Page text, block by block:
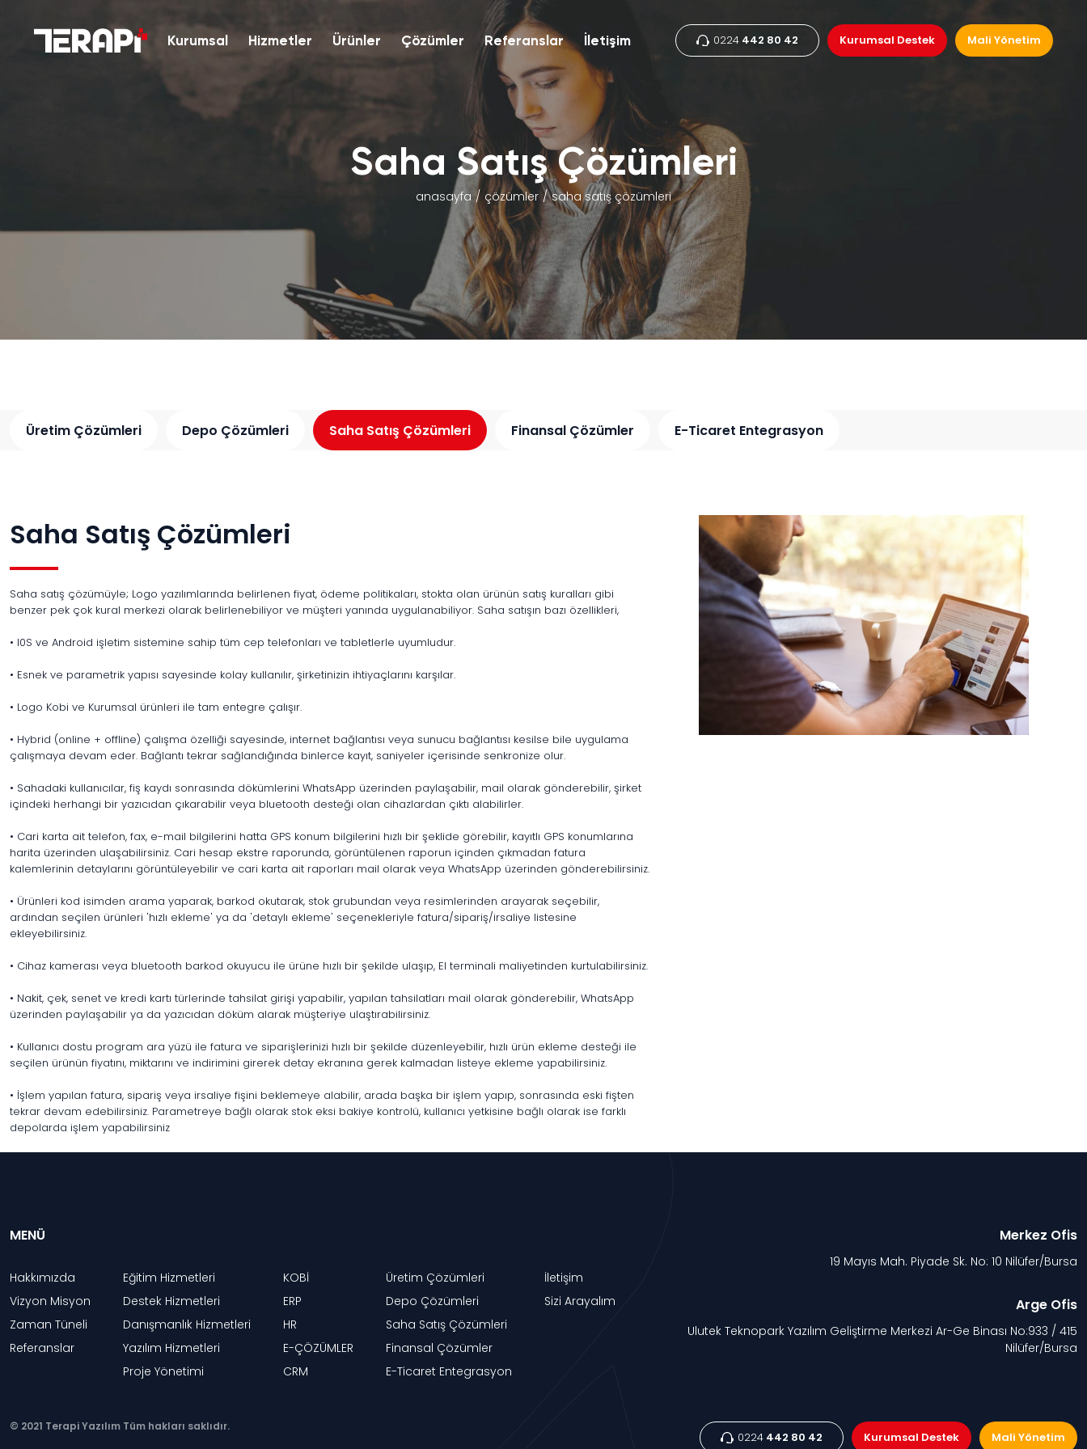
Kurumsal Hizmetler Ürünler Çözümler Referanslar İletişim 0224 442 80 42 Kurumsal Destek Mali Yönetim
Saha Satış Çözümleri
anasayfa çözümler saha satış çözümleri
Üretim Çözümleri Depo Çözümleri Saha Satış Çözümleri Finansal Çözümler E-Ticaret Entegrasyon
Saha Satış Çözümleri
Saha satış çözümüyle; Logo yazılımlarında belirlenen fiyat, ödeme politikaları, stokta olan ürünün satış kuralları gibi
benzer pek çok kural merkezi olarak belirlenebiliyor ve müşteri yanında uygulanabiliyor. Saha satışın bazı özellikleri,
• I0S ve Android işletim sistemine sahip tüm cep telefonları ve tabletlerle uyumludur.
• Esnek ve parametrik yapısı sayesinde kolay kullanılır, şirketinizin ihtiyaçlarını karşılar.
• Logo Kobi ve Kurumsal ürünleri ile tam entegre çalışır.
• Hybrid (online + offline) çalışma özelliği sayesinde, internet bağlantısı veya sunucu bağlantısı kesilse bile uygulama
çalışmaya devam eder. Bağlantı tekrar sağlandığında binlerce kayıt, saniyeler içerisinde senkronize olur.
• Sahadaki kullanıcılar, fiş kaydı sonrasında dökümlerini WhatsApp üzerinden paylaşabilir, mail olarak gönderebilir, şirket
içindeki herhangi bir yazıcıdan çıkarabilir veya bluetooth desteği olan cihazlardan çıktı alabilirler.
• Cari karta ait telefon, fax, e-mail bilgilerini hatta GPS konum bilgilerini hızlı bir şeklide görebilir, kayıtlı GPS konumlarına
harita üzerinden ulaşabilirsiniz. Cari hesap ekstre raporunda, görüntülenen raporun içinden çıkmadan fatura
kalemlerinin detaylarını görüntüleyebilir ve cari karta ait raporları mail olarak veya WhatsApp üzerinden gönderebilirsiniz.
• Ürünleri kod isimden arama yaparak, barkod okutarak, stok grubundan veya resimlerinden arayarak seçebilir,
ardından seçilen ürünleri 'hızlı ekleme' ya da 'detaylı ekleme' seçenekleriyle fatura/sipariş/irsaliye listesine
ekleyebilirsiniz.
• Cihaz kamerası veya bluetooth barkod okuyucu ile ürüne hızlı bir şekilde ulaşıp, El terminali maliyetinden kurtulabilirsiniz.
• Nakit, çek, senet ve kredi kartı türlerinde tahsilat girişi yapabilir, yapılan tahsilatları mail olarak gönderebilir, WhatsApp
üzerinden paylaşabilir ya da yazıcıdan döküm alarak müşteriye ulaştırabilirsiniz.
• Kullanıcı dostu program ara yüzü ile fatura ve siparişlerinizi hızlı bir şekilde düzenleyebilir, hızlı ürün ekleme desteği ile
seçilen ürünün fiyatını, miktarını ve indirimini girerek detay ekranına gerek kalmadan listeye ekleme yapabilirsiniz.
• İşlem yapılan fatura, sipariş veya irsaliye fişini beklemeye alabilir, arada başka bir işlem yapıp, sonrasında eski fişten
tekrar devam edebilirsiniz. Parametreye bağlı olarak stok eksi bakiye kontrolü, kullanıcı yetkisine bağlı olarak ise farklı
depolarda işlem yapabilirsiniz
MENÜ
Hakkımızda
Vizyon Misyon
Zaman Tüneli
Referanslar
Eğitim Hizmetleri
Destek Hizmetleri
Danışmanlık Hizmetleri
Yazılım Hizmetleri
Proje Yönetimi
KOBİ
ERP
HR
E-ÇÖZÜMLER
CRM
Üretim Çözümleri
Depo Çözümleri
Saha Satış Çözümleri
Finansal Çözümler
E-Ticaret Entegrasyon
İletişim
Sizi Arayalım
© 2021 Terapi Yazılım Tüm hakları saklıdır.
Merkez Ofis
19 Mayıs Mah. Piyade Sk. No: 10 Nilüfer/Bursa
Arge Ofis
Ulutek Teknopark Yazılım Geliştirme Merkezi Ar-Ge Binası No:933 / 415
Nilüfer/Bursa
0224 442 80 42 Kurumsal Destek Mali Yönetim